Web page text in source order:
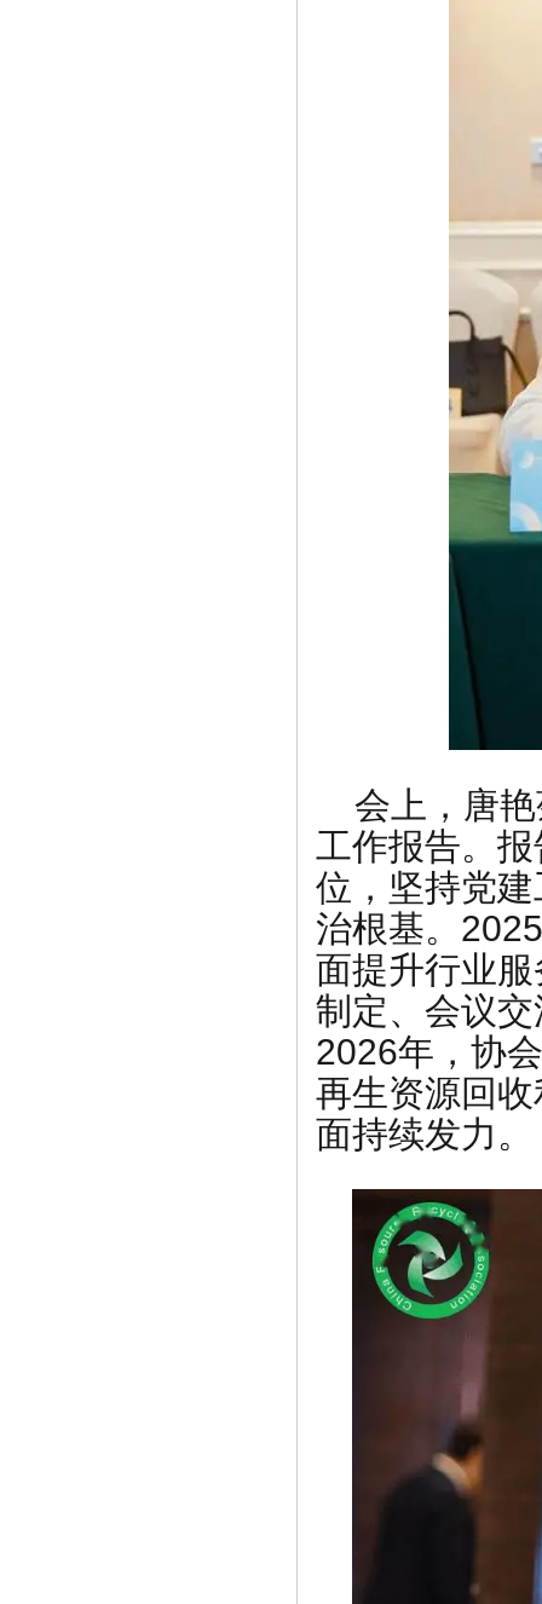
会上，唐
工作报告。
位，坚持党
治根基。
面提升行业
制定、会议
2026年，协
再生资源回
面持续发力。